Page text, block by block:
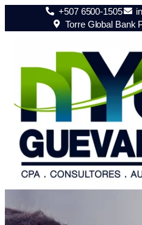
+507 6500-1505
Torre Global Bank